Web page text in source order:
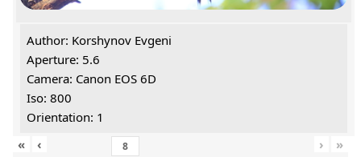
Author: Korshynov Evgeni
Aperture: 5.6
Camera: Canon EOS 6D
Iso: 800
Orientation: 1
«
‹ › »